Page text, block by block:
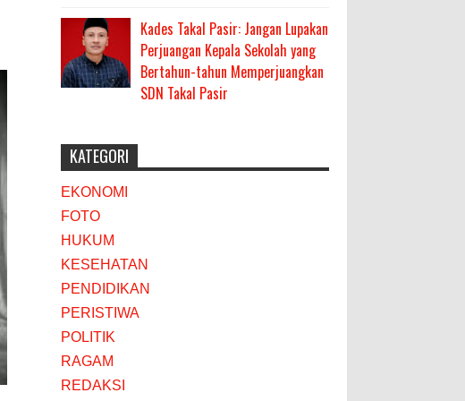
Kades Takal Pasir: Jangan Lupakan
Perjuangan Kepala Sekolah yang
Bertahun-tahun Memperjuangkan
SDN Takal Pasir
KATEGORI
EKONOMI
FOTO
HUKUM
KESEHATAN
PENDIDIKAN
PERISTIWA
POLITIK
RAGAM
REDAKSI